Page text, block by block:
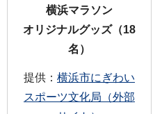
横浜マラソン
オリジナルグッズ（18
名）
提供： 横浜市にぎわい
スポーツ文化局（外部